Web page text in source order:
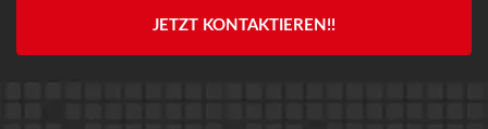
JETZT KONTAKTIEREN!!